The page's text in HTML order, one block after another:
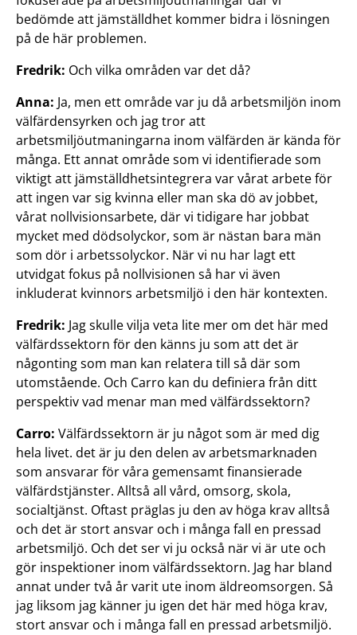
bedömde att jämställdhet kommer bidra i lösningen
på de här problemen.
Fredrik: Och vilka områden var det då?
Anna: Ja, men ett område var ju då arbetsmiljön inom
välfärdensyrken och jag tror att
arbetsmiljöutmaningarna inom välfärden är kända för
många. Ett annat område som vi identifierade som
viktigt att jämställdhetsintegrera var vårat arbete för
att ingen var sig kvinna eller man ska dö av jobbet,
vårat nollvisionsarbete, där vi tidigare har jobbat
mycket med dödsolyckor, som är nästan bara män
som dör i arbetssolyckor. När vi nu har lagt ett
utvidgat fokus på nollvisionen så har vi även
inkluderat kvinnors arbetsmiljö i den här kontexten.
Fredrik: Jag skulle vilja veta lite mer om det här med
välfärdssektorn för den känns ju som att det är
någonting som man kan relatera till så där som
utomstående. Och Carro kan du definiera från ditt
perspektiv vad menar man med välfärdssektorn?
Carro: Välfärdssektorn är ju något som är med dig
hela livet. det är ju den delen av arbetsmarknaden
som ansvarar för våra gemensamt finansierade
välfärdstjänster. Alltså all vård, omsorg, skola,
socialtjänst. Oftast präglas ju den av höga krav alltså
och det är stort ansvar och i många fall en pressad
arbetsmiljö. Och det ser vi ju också när vi är ute och
gör inspektioner inom välfärdssektorn. Jag har bland
annat under två år varit ute inom äldreomsorgen. Så
jag liksom jag känner ju igen det här med höga krav,
stort ansvar och i många fall en pressad arbetsmiljö.